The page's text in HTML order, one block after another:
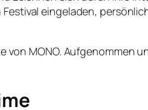
eingeladen,
von MONO. Aufgenommen